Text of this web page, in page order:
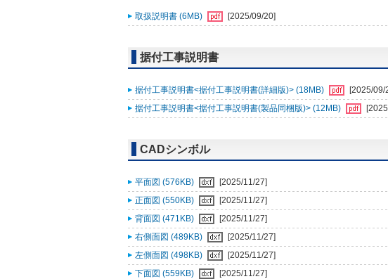
取扱説明書 (6MB) [2025/09/20]
据付工事説明書
据付工事説明書<据付工事説明書(詳細版)> (18MB)
[2025/09/
据付工事説明書<据付工事説明書(製品同梱版)> (12MB)
CADシンボル
平面図 (576KB)
[2025/11/27]
正面図 (550KB)
[2025/11/27]
背面図 (471KB)
[2025/11/27]
右側面図 (489KB)
[2025/11/27]
左側面図 (498KB)
[2025/11/27]
下面図 (559KB)
[2025/11/27]